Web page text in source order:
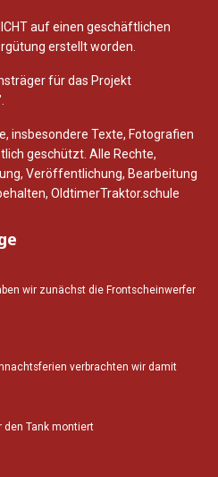
auf einen geschäftlichen
erstellt worden.
für das Projekt
insbesondere Texte, Fotografien
geschützt. Alle Rechte,
Veröffentlichung, Bearbeitung
OldtimerTraktor.schule
wir zunächst die Frontscheinwerfer
verbrachten wir damit
den Tank montiert